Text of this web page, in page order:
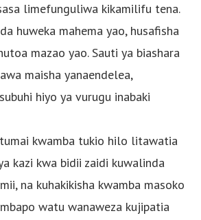
limefunguliwa kikamilifu tena.
huweka mahema yao, husafisha
mazao yao. Sauti ya biashara
maisha yanaendelea,
hiyo ya vurugu inabaki
kwamba tukio hilo litawatia
kazi kwa bidii zaidi kuwalinda
na kuhakikisha kwamba masoko
watu wanaweza kujipatia